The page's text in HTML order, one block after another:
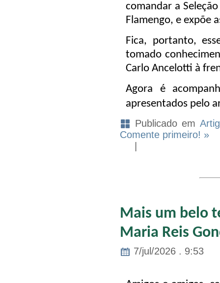
comandar a
Flamengo, e expõe
Fica, portanto,
tomado
Carlo Ancelotti à
Agora é
apresentados pelo
Publicado em
Comente primeiro! »
Mais um belo
Maria Reis
7/jul/2026 . 9:53